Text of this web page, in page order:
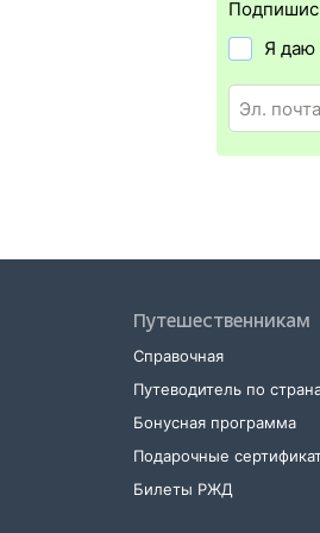
Я даю
Путешественникам
Справочная
Путеводитель по
Бонусная программа
Подарочные
Билеты РЖД